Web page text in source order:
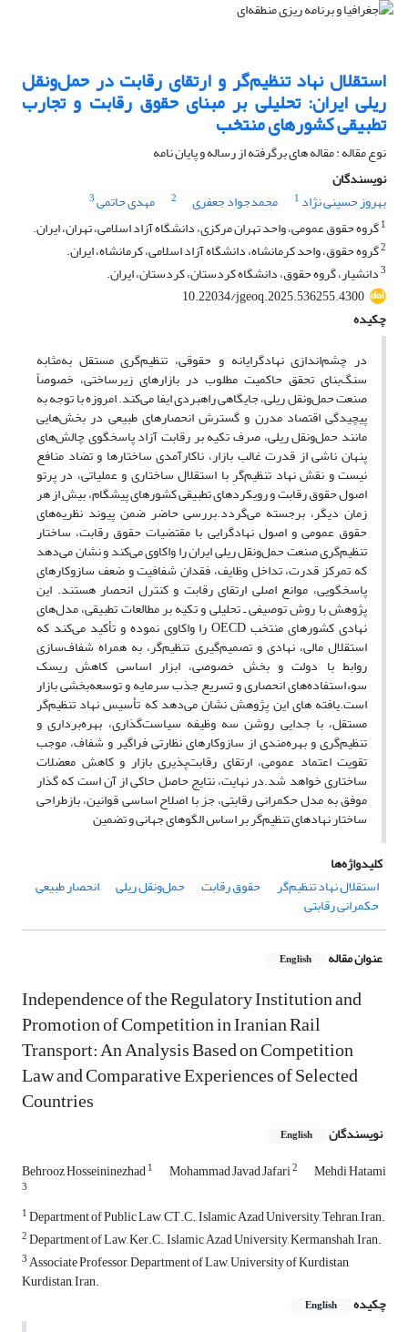
استقلال نهاد تنظیم‌گر و ارتقای رقابت در حمل‌ونقل
ریلی ایران: تحلیلی بر مبنای حقوق رقابت و تجارب
تطبیقی کشورهای منتخب
نوع مقاله : مقاله های برگرفته از رساله و پایان نامه
نویسندگان
بهروز حسینی نژاد 1 محمدجواد جعفری 2 مهدی حاتمی3
1گروه حقوق عمومی، واحد تهران مرکزی، دانشگاه آزاد اسلامی، تهران، ایران.
2گروه حقوق، واحد کرمانشاه، دانشگاه آزاد اسلامی، کرمانشاه، ایران.
3دانشیار، گروه حقوق، دانشگاه کردستان، کردستان، ایران.
10.22034/jgeoq.2025.536255.4300
چکیده
در چشم‌اندازی نهادگرایانه و حقوقی، تنظیم‌گری مستقل به‌مثابه
سنگ‌بنای تحقق حاکمیت مطلوب در بازارهای زیرساختی، خصوصاً
صنعت حمل‌ونقل ریلی، جایگاهی راهبردی ایفا می‌کند. امروزه با توجه به
پیچیدگی اقتصاد مدرن و گسترش انحصارهای طبیعی در بخش‌هایی
مانند حمل‌ونقل ریلی، صرف تکیه بر رقابت آزاد پاسخگوی چالش‌های
پنهان ناشی از قدرت غالب بازار، ناکارآمدی ساختارها و تضاد منافع
نیست و نقش نهاد تنظیم‌گرِ با استقلال ساختاری و عملیاتی، در پرتو
اصول حقوق رقابت و رویکردهای تطبیقی کشورهای پیشگام، بیش از هر
زمان دیگر، برجسته می‌گردد.بررسی حاضر ضمن پیوند نظریه‌های
حقوق عمومی و اصول نهادگرایی با مقتضیات حقوق رقابت، ساختار
تنظیم‌گری صنعت حمل‌ونقل ریلی ایران را واکاوی می‌کند و نشان می‌دهد
که تمرکز قدرت، تداخل وظایف، فقدان شفافیت و ضعف سازوکارهای
پاسخگویی، موانع اصلی ارتقای رقابت و کنترل انحصار هستند. این
پژوهش با روش توصیفی ـ تحلیلی و تکیه بر مطالعات تطبیقی، مدل‌های
نهادی کشورهای منتخب OECD را واکاوی نموده و تأکید می‌کند که
استقلال مالی، نهادی و تصمیم‌گیری تنظیم‌گر، به همراه شفاف‌سازی
روابط با دولت و بخش خصوصی، ابزار اساسی کاهش ریسک
سوءاستفاده‌های انحصاری و تسریع جذب سرمایه و توسعه‌بخشی بازار
است.یافته های این پژوهش نشان می‌دهد که تأسیس نهاد تنظیم‌گر
مستقل، با جدایی روشن سه وظیفه سیاست‌گذاری، بهره‌برداری و
تنظیم‌گری و بهره‌مندی از سازوکارهای نظارتی فراگیر و شفاف، موجب
تقویت اعتماد عمومی، ارتقای رقابت‌پذیری بازار و کاهش معضلات
ساختاری خواهد شد.در نهایت، نتایج حاصل حاکی از آن است که گذار
موفق به مدل حکمرانی رقابتی، جز با اصلاح اساسی قوانین، بازطراحی
ساختار نهادهای تنظیم‌گر بر اساس الگوهای جهانی و تضمین
کلیدواژه‌ها
استقلال نهاد تنظیم‌گر
حقوق رقابت حمل‌ونقل ریلی انحصار طبیعی
حکمرانی رقابتی
عنوان مقاله English
Independence of the Regulatory Institution and
Promotion of Competition in Iranian Rail
Transport: An Analysis Based on Competition
Law and Comparative Experiences of Selected
Countries
نویسندگان English
Behrooz Hosseininezhad1 Mohammad Javad Jafari2 Mehdi Hatami
3
1Department of Public Law, CT.C., Islamic Azad University, Tehran, Iran.
2Department of Law, Ker.C., Islamic Azad University, Kermanshah, Iran.
3Associate Professor, Department of Law, University of Kurdistan,
Kurdistan, Iran.
چکیده
English